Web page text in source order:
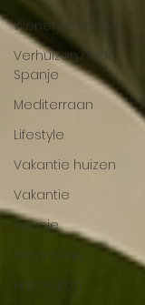
Wonen in Spanje
Verhuizen naar
Spanje
Mediterraan
Lifestyle
Vakantie huizen
Vakantie
Spanje
Droomhuis
Huis Huren